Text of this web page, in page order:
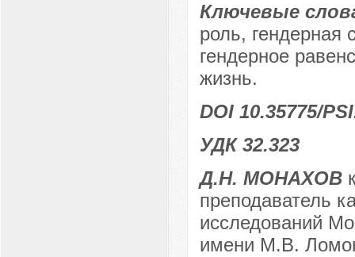
Ключевые
роль, гендерная
гендерное
жизнь.
DOI 10.35775/
УДК 32.323
Д.Н. МОНАХОВ
преподаватель
исследований
имени М.В.